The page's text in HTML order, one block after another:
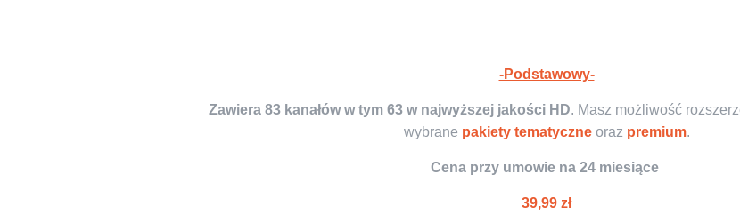
-Podstawowy-
Zawiera 83 kanałów w tym 63 w najwyższej jakości HD. Masz możliwość
wybrane pakiety tematyczneoraz premium.
Cena przy umowie na 24 miesiące
39,99 zł